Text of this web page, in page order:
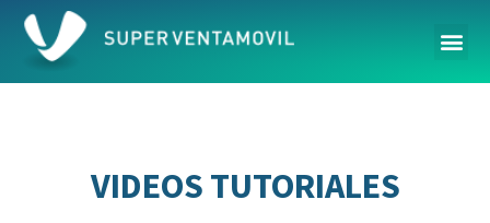
VIDEOS TUTORIALES